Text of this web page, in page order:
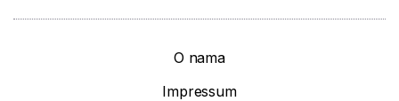
O nama
Impressum